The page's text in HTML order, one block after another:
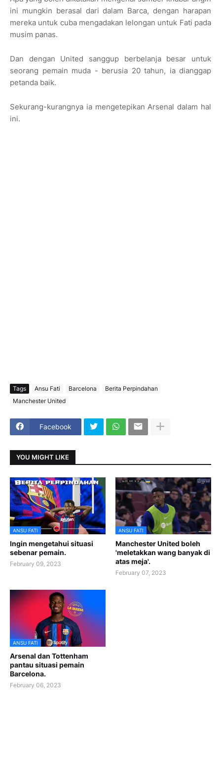
ini mungkin berasal dari dalam Barca, dengan harapan
mereka untuk cuba mengadakan lelongan untuk Fati pada
musim panas.
Dan dengan United sanggup berbelanja besar untuk
seorang pemain muda - berusia 20 tahun, ia dianggap
petanda baik.
Sekurang-kurangnya ia mengetepikan Arsenal dalam hal
ini.
Tags Ansu Fati Barcelona
Berita Perpindahan
Manchester United
Facebook
YOU MIGHT LIKE
ANSU FATI
Ingin mengetahui situasi
sebenar pemain.
February 09, 2023
ANSU FATI
Manchester United boleh
'meletakkan wang banyak di
atas meja'.
February 07, 2023
ANSU FATI
Arsenal dan Tottenham
pantau situasi pemain
Barcelona.
February 06, 2023